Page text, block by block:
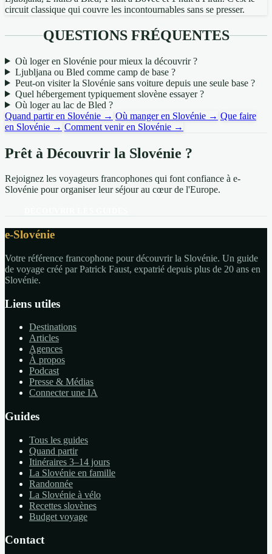
circuit classique qui couvre les incontournables sans se presser.
QUESTIONS FRÉQUENTES
Où loger en Slovénie pour mieux la découvrir ?
Ljubljana ou Bled comme camp de base ?
Peut-on visiter la Slovénie sans voiture depuis une seule base ?
Quel hébergement typiquement slovène essayer ?
Où loger au lac de Bled ?
Quand partir en Slovénie → Où manger en Slovénie → Que faire
en Slovénie → Comment venir en Slovénie →
Prêt à Découvrir la Slovénie ?
Rejoignez les voyageurs francophones qui font confiance à e-
Slovénie pour organiser leur séjour au cœur de l'Europe.
e-Slovénie
Votre référence francophone pour découvrir la Slovénie. Un guide
de voyage créé par Patrick Faust, expatrié depuis plus de 20 ans en
Slovénie.
Liens utiles
Destinations
Articles
Agences
À propos
Podcast
Presse & Médias
Connecter une IA
Guides
Tous les guides
Quand partir
Itinéraires 3–14 jours
La Slovénie en famille
Randonnée
La Slovénie à vélo
Recettes slovènes
Budget voyage
Contact